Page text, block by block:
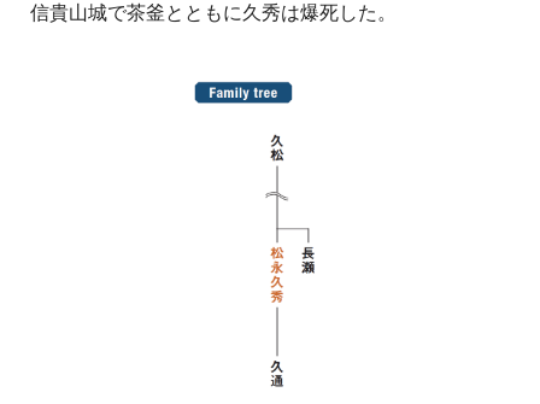
信貴山城で茶釜とともに久秀は爆死した。